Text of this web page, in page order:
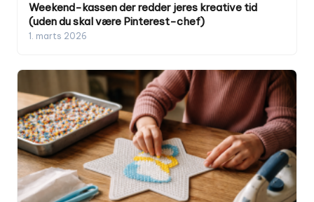
Weekend-kassen der redder jeres kreative tid
(uden du skal være Pinterest-chef)
1. marts 2026